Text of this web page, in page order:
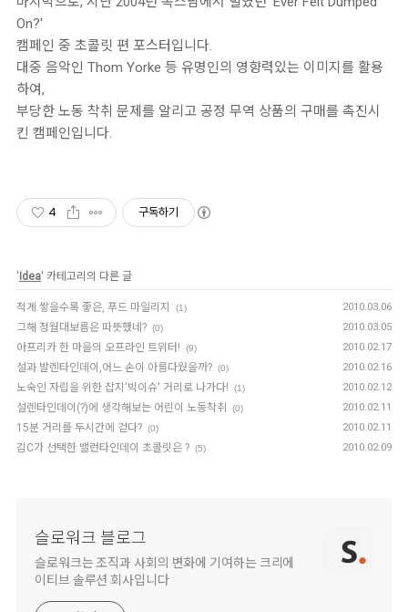
On?'
캠페인 중 초콜릿 편 포스터입니다.
대중 음악인 Thom Yorke 등 유명인의 영향력있는 이미지를 활용
하여,
부당한 노동 착취 문제를 알리고 공정 무역 상품의 구매를 촉진시
킨 캠페인입니다.
4 구독하기
'Idea' 카테고리의 다른 글
적게 쌓을수록 좋은, 푸드 마일리지 (1) 2010.03.06
그해 정월대보름은 따뜻했네? (0) 2010.03.05
아프리카 한 마을의 오프라인 트위터! (9) 2010.02.17
설과 발렌타인데이,어느 손이 아름다웠을까? (0) 2010.02.16
노숙인 자립을 위한 잡지'빅이슈' 거리로 나가다! (1) 2010.02.12
설렌타인데이(?)에 생각해보는 어린이 노동착취 (0) 2010.02.11
15분 거리를 두시간에 걷다? (0) 2010.02.11
김C가 선택한 밸런타인데이 초콜릿은 ? (5) 2010.02.09
슬로워크 블로그
슬로워크는 조직과 사회의 변화에 기여하는 크리에
이티브 솔루션 회사입니다